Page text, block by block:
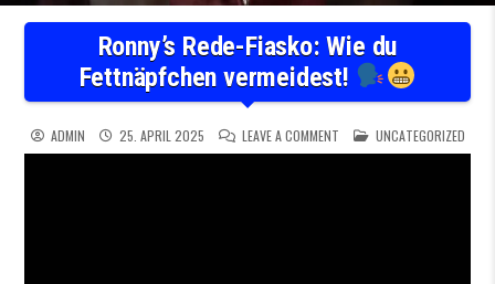
Ronny’s Rede-Fiasko: Wie du
Fettnäpfchen vermeidest!
ADMIN 25. APRIL 2025 LEAVE A COMMENTON RONNY’S REDE-FIASKO:
POSTED IN
UNCATEGORIZED